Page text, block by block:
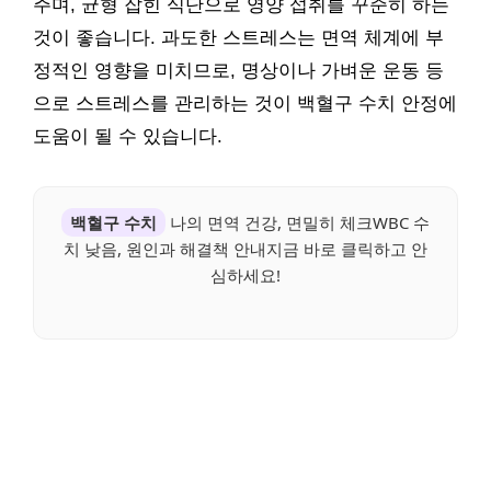
주며, 균형 잡힌 식단으로 영양 섭취를 꾸준히 하는
것이 좋습니다. 과도한 스트레스는 면역 체계에 부
정적인 영향을 미치므로, 명상이나 가벼운 운동 등
으로 스트레스를 관리하는 것이 백혈구 수치 안정에
도움이 될 수 있습니다.
백혈구 수치
나의 면역 건강, 면밀히 체크WBC 수
치 낮음, 원인과 해결책 안내지금 바로 클릭하고 안
심하세요!